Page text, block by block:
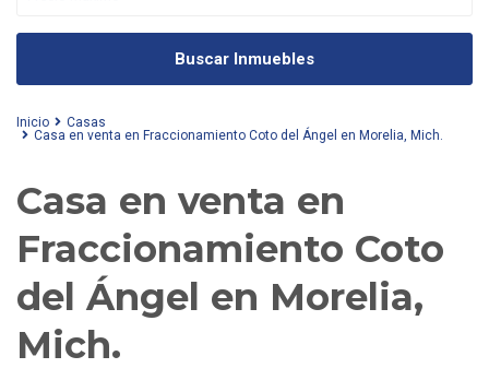
Buscar Inmuebles
Inicio
Casas
Casa en venta en Fraccionamiento Coto del Ángel en Morelia, Mich.
Casa en venta en
Fraccionamiento Coto
del Ángel en Morelia,
Mich.